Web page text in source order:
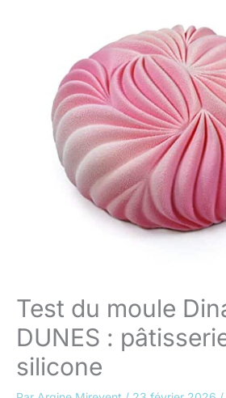
Test du moule
DUNES :
silicone